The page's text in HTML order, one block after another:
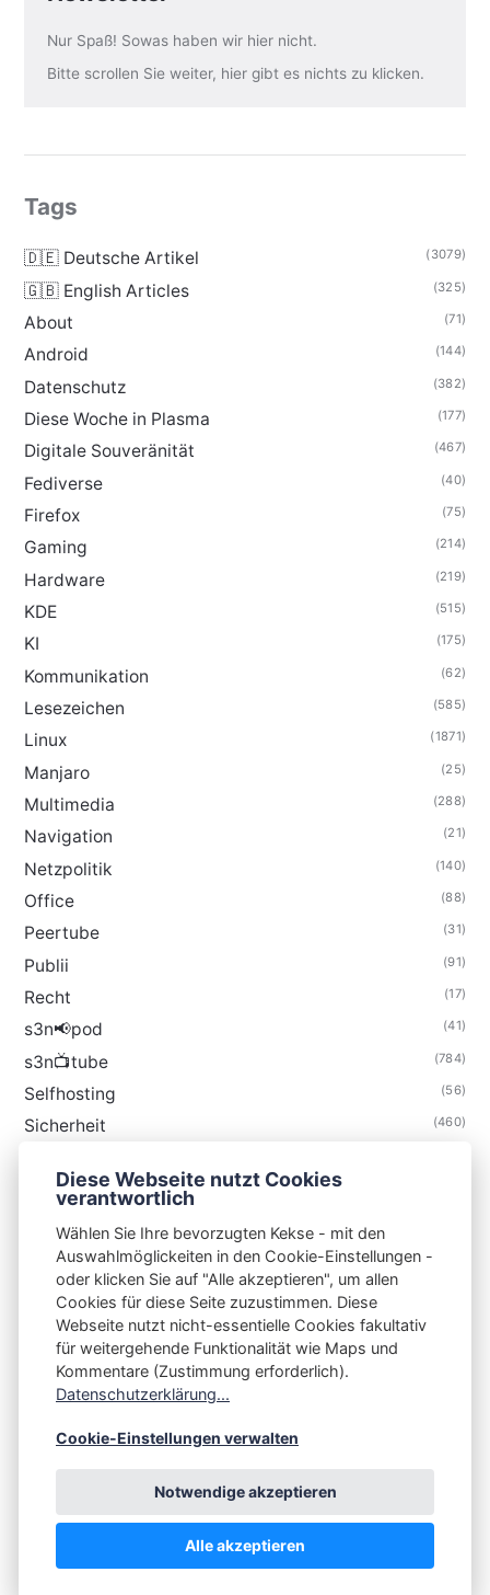
Nur Spaß! Sowas haben wir hier nicht.
Bitte scrollen Sie weiter, hier gibt es nichts zu klicken.
Tags
🇩🇪 Deutsche Artikel (3079)
🇬🇧 English Articles (325)
About (71)
Android (144)
Datenschutz (382)
Diese Woche in Plasma (177)
Digitale Souveränität (467)
Fediverse (40)
Firefox (75)
Gaming (214)
Hardware (219)
KDE (515)
KI (175)
Kommunikation (62)
Lesezeichen (585)
Linux (1871)
Manjaro (25)
Multimedia (288)
Navigation (21)
Netzpolitik (140)
Office (88)
Peertube (31)
Publii (91)
Recht (17)
s3n📢pod (41)
s3n📺tube (784)
Selfhosting (56)
Sicherheit (460)
Thunderbird
S3N🧩NET
Integrating Open-Source Blog Network (iOSBN)
Impressum
Kontakt
💪by☕ ❤️ & Publii CMS
Diese Webseite nutzt Cookies
verantwortlich
Wählen Sie Ihre bevorzugten Kekse - mit den
Auswahlmöglickeiten in den Cookie-Einstellungen -
oder klicken Sie auf "Alle akzeptieren", um allen
Cookies für diese Seite zuzustimmen. Diese
Webseite nutzt nicht-essentielle Cookies fakultativ
für weitergehende Funktionalität wie Maps und
Kommentare (Zustimmung erforderlich).
Datenschutzerklärung...
Cookie-Einstellungen verwalten
Notwendige akzeptieren
Alle akzeptieren